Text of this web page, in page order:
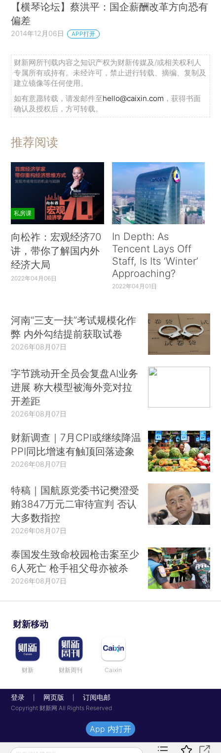
【横琴论坛】蔡洪平：国企薪酬改革方向恐有
偏差
2014年12月06日 APP打开
财新网所刊载内容之知识产权为财新传媒及/或相关权利人
专属所有或持有。未经许可，禁止进行转载、摘编、复制及
建立镜像等任何使用。
如有意愿转载，请发邮件至hello@caixin.com ，获得书面
确认及授权后，方可转载。
推荐阅读
私房课
向松祚：宏观经济70
讲，带你了解国内外
经济大局
2022年04月06日
In Depth: As
Tencent Lays Off
Staff, Is Its ‘Winter’
Approaching?
2022年04月01日
河南“三支一扶”考试规模化作
弊 内外勾结提前获取试卷
2026年08月07日
字节跳动开全员会复盘AI业务
进展 称大模型被海外竞对拉
开差距
2026年08月07日
财新调查｜7月CPI或继续降温
PPI同比增速有触顶回落迹象
2026年08月07日
特稿｜国航原党委书记樊澄受
贿3847万元二审待宣判 否认
大多数指控
2026年08月07日
泰国发生致命校园枪击案至少
6人死亡 枪手祖父母亦被杀
2026年08月07日
财新移动
财新 财新周刊 Caixin
登录 网页版 订阅电邮
Copyright 财新网 All Rights Reserved
App 内打开